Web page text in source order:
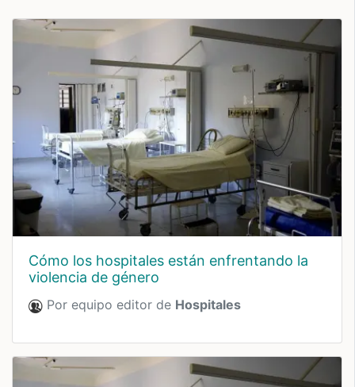
Cómo los hospitales están enfrentando la
violencia de género
Por equipo editor de Hospitales